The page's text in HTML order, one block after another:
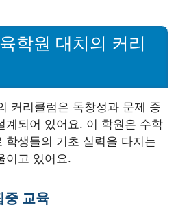
학원 대치의 커리
커리큘럼은 독창성과 문제 중
계되어 있어요. 이 학원은 수학
학생들의 기초 실력을 다지는
이고 있어요.
중 교육